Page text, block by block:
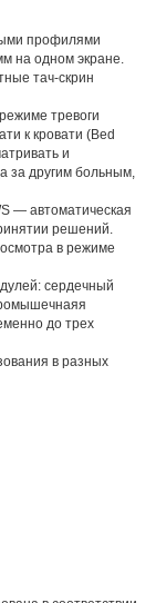
профилями
на одном экране.
тач-скрин
тревоги
к кровати (Bed
и
за другим больным,
— автоматическая
решений.
в режиме
сердечный
до трех
в разных